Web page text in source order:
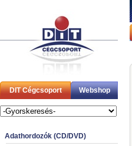
DIT Cégcsoport Webshop
Adathordozók (CD/DVD)